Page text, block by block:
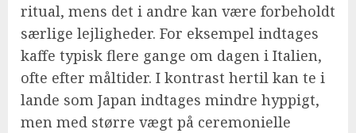
ritual, mens det i andre kan være forbeholdt
særlige lejligheder. For eksempel indtages
kaffe typisk flere gange om dagen i Italien,
ofte efter måltider. I kontrast hertil kan te i
lande som Japan indtages mindre hyppigt,
men med større vægt på ceremonielle